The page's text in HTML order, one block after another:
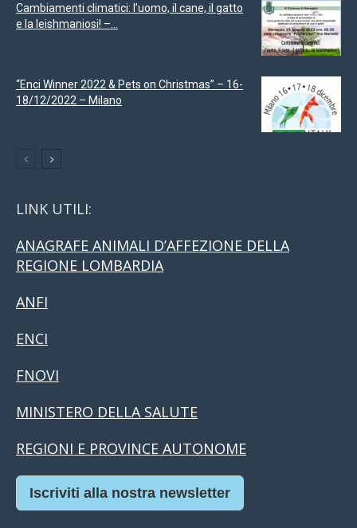
Cambiamenti climatici: l’uomo, il cane, il gatto
e la leishmaniosi! –...
“Enci Winner 2022 & Pets on Christmas” – 16-
18/12/2022 – Milano
LINK UTILI:
ANAGRAFE ANIMALI D’AFFEZIONE DELLA
REGIONE LOMBARDIA
ANFI
ENCI
FNOVI
MINISTERO DELLA SALUTE
REGIONI E PROVINCE AUTONOME
Iscriviti alla nostra newsletter